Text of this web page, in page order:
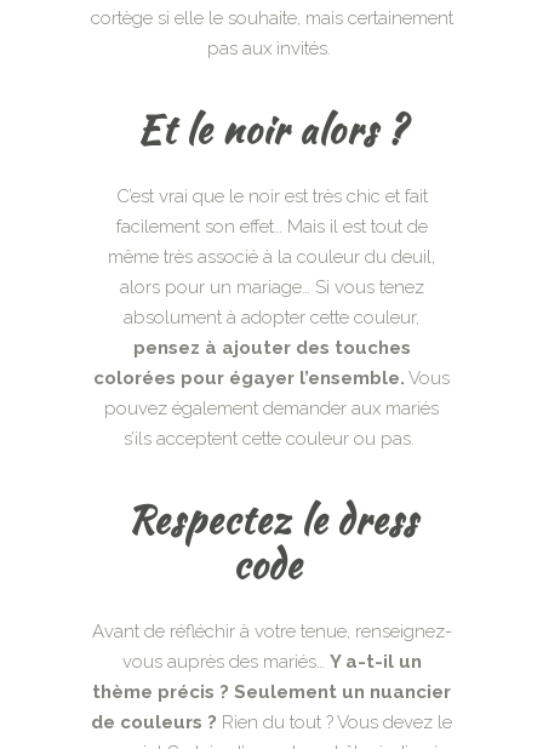
cortège si elle le souhaite, mais certainement
pas aux invités.
Et le noir alors ?
C’est vrai que le noir est très chic et fait
facilement son effet… Mais il est tout de
même très associé à la couleur du deuil,
alors pour un mariage… Si vous tenez
absolument à adopter cette couleur,
pensez à ajouter des touches
colorées pour égayer l’ensemble. Vous
pouvez également demander aux mariés
s’ils acceptent cette couleur ou pas.
Respectez le dress
code
Avant de réfléchir à votre tenue, renseignez-
vous auprès des mariés… Y a-t-il un
thème précis ? Seulement un nuancier
de couleurs ? Rien du tout ? Vous devez le